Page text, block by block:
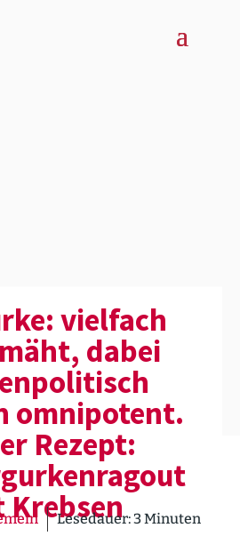
vielfach
dabei
omnipotent.
Rezept:
Krebsen
Lesedauer:3Minuten